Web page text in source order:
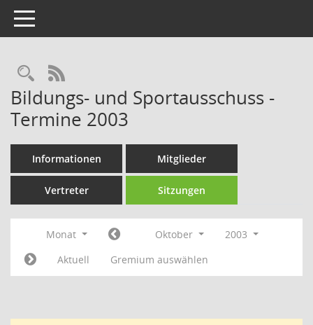
Toggle navigation
Rechercheauswahl
RSS-Feed
Bildungs- und Sportausschuss -
Termine 2003
Informationen Mitglieder
Vertreter Sitzungen
Monat Oktober
2003
Aktuell
Gremium auswählen